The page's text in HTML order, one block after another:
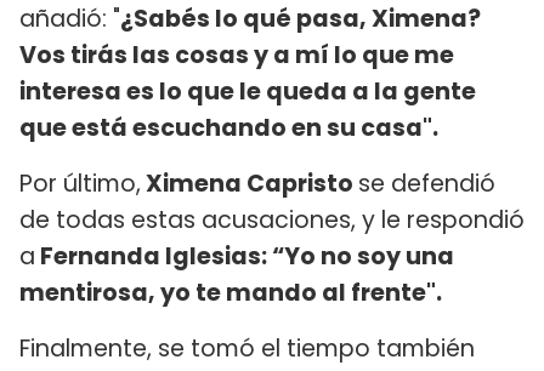
añadió: "¿Sabés lo qué pasa, Ximena?
Vos tirás las cosas y a mí lo que me
interesa es lo que le queda a la gente
que está escuchando en su casa".
Por último,Ximena Capristo se defendió
de todas estas acusaciones, y le respondió
a Fernanda Iglesias: “Yo no soy una
mentirosa, yo te mando al frente".
Finalmente, se tomó el tiempo también